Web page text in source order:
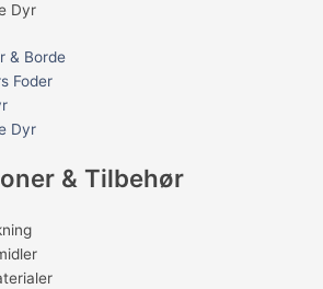
Dyr
& Borde
Foder
Dyr
& Tilbehør